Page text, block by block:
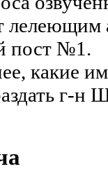
пост №1.
какие
г-н